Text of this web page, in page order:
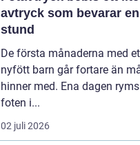
avtryck som bevarar
stund
De första månaderna med
nyfött barn går fortare än
hinner med. Ena dagen
foten i...
02 juli 2026